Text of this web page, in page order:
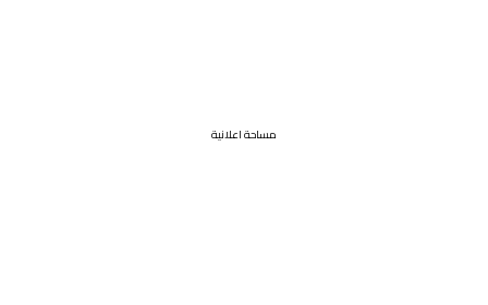
مساحة اعلانية